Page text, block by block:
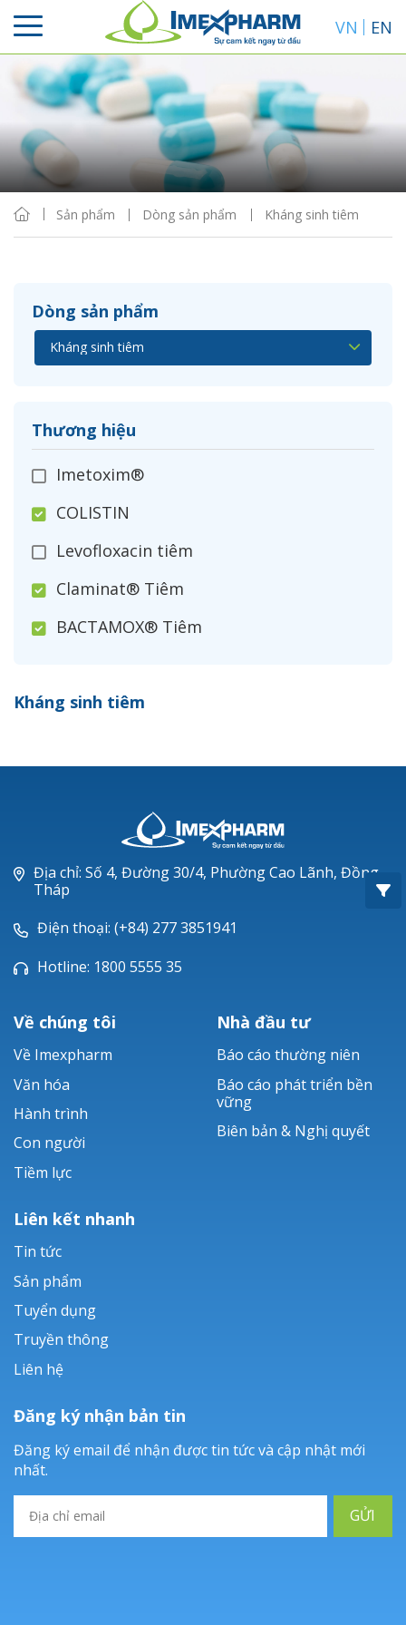
VN EN
Sản phẩm Dòng sản phẩm Kháng sinh tiêm
Dòng sản phẩm
Thương hiệu
Imetoxim®
COLISTIN
Levofloxacin tiêm
Claminat® Tiêm
BACTAMOX® Tiêm
Ceftizoxim®
Piperacillin
Ticarlinat®
Zobacta®
Bacsulfo®
Kháng sinh tiêm
Sắp xếp
Hiển thị
Địa chỉ: Số 4, Đường 30/4, Phường Cao Lãnh, Đồng
Tháp
Điện thoại: (+84) 277 3851941
Hotline: 1800 5555 35
Về chúng tôi
Về Imexpharm
Văn hóa
Hành trình
Con người
Tiềm lực
Nhà đầu tư
Báo cáo thường niên
Báo cáo phát triển bền
vững
Biên bản & Nghị quyết
Liên kết nhanh
Tin tức
Sản phẩm
Tuyển dụng
Truyền thông
Liên hệ
Đăng ký nhận bản tin
Đăng ký email để nhận được tin tức và cập nhật mới
nhất.
GỬI